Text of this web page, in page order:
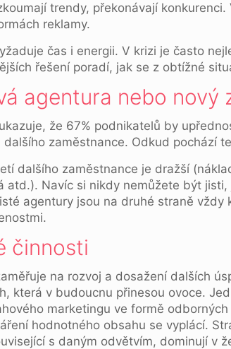
trendy, překonávají konkurenci.
reklamy.
čas i energii. V krizi je často
řešení poradí, jak se z obtížné
agentura nebo nový
že 67% podnikatelů by
zaměstnance. Odkud pochází
dalšího zaměstnance je dražší
atd.). Navíc si nikdy nemůžete být
agentury jsou na druhé straně
činnosti
na rozvoj a dosažení dalších
která v budoucnu přinesou ovoce.
marketingu ve formě
hodnotného obsahu se vyplácí.
s daným odvětvím, dominují v